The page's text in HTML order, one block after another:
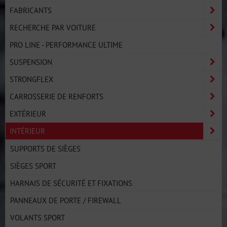
FABRICANTS
RECHERCHE PAR VOITURE
PRO LINE - PERFORMANCE ULTIME
SUSPENSION
STRONGFLEX
CARROSSERIE DE RENFORTS
EXTÉRIEUR
INTÉRIEUR
SUPPORTS DE SIÈGES
SIÈGES SPORT
HARNAIS DE SÉCURITÉ ET FIXATIONS
PANNEAUX DE PORTE / FIREWALL
VOLANTS SPORT